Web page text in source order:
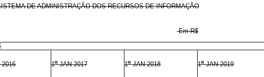
DE ADMINISTRAÇÃO DOS RECURSOS DE INFORMAÇÃO
Em R$
1oJAN 2017 1oJAN 2018 1oJAN 2019